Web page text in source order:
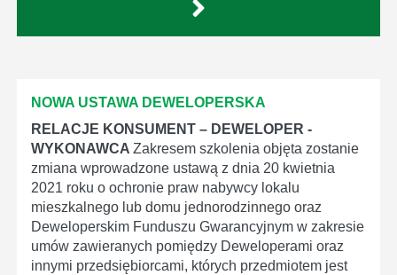
NOWA USTAWA DEWELOPERSKA
RELACJE KONSUMENT – DEWELOPER -
WYKONAWCA Zakresem szkolenia objęta zostanie
zmiana wprowadzone ustawą z dnia 20 kwietnia
2021 roku o ochronie praw nabywcy lokalu
mieszkalnego lub domu jednorodzinnego oraz
Deweloperskim Funduszu Gwarancyjnym w zakresie
umów zawieranych pomiędzy Deweloperami oraz
innymi przedsiębiorcami, których przedmiotem jest